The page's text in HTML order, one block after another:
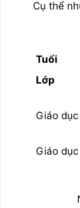
Cụ thể
Tuổi
Lớp
Giáo
Giáo